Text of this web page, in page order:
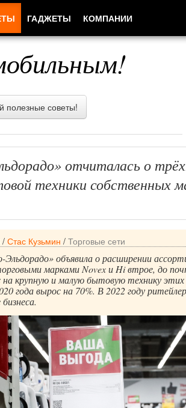
полезные советы!
отчиталась о
техники собственных
/ Стас Кузьмин / Торговые сети
Эльдорадо» объявила о расширении
марками Novex и Hi втрое, до
на крупную и малую бытовую технику этих
года вырос на 70%. В 2022 году
ГАДЖЕТЫ КОМПАНИИ